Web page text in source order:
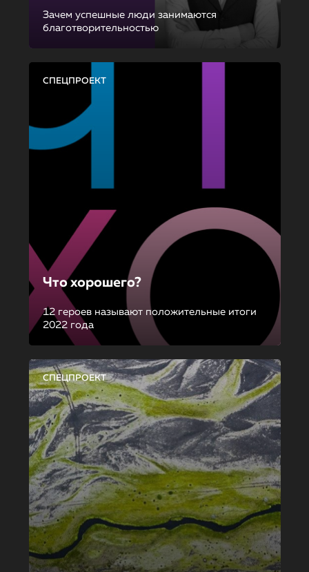
Зачем успешные люди занимаются
благотворительностью
СПЕЦПРОЕКТ
Что хорошего?
12 героев называют положительные итоги
2022 года
СПЕЦПРОЕКТ